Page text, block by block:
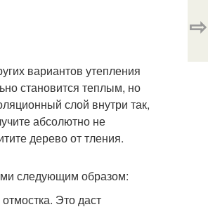
вариантов утепления
становится теплым, но
слой внутри так,
абсолютно не
дерево от тления.
следующим образом:
Это даст
⇨